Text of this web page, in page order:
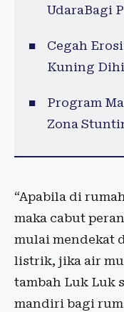
UdaraBagi
Cegah
Kuning
Program
Zona
“Apabila di
maka cabut
mulai mendekat
listrik, jika air
tambah Luk Luk
mandiri bagi